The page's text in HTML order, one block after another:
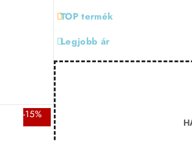
-15%
TOP termék
Legjobb ár